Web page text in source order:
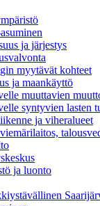
ja järjestys
myytävät kohteet
ja maankäyttö
muuttavien
syntyvien lasten
ja viheralueet
ja luonto